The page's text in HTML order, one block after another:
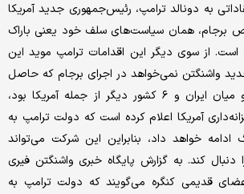
به دونالد ترامپ، رئیس‌جمهوری جدید آمریکا
برجام، همان سیاست‌های سلف خود یعنی باراک
است. از سوی دیگر این اقدامات ترامپ موید این
واشنگتن نمی‌خواهد در اجرای برجام که حاصل
ماه‌ها رایزنی و گفت‌وگو میان ایران و ۶ کشور دیگر از جمله آمریکا بود،
آمریکا اعلام کرده است که دولت ترامپ به
ادامه خواهد داد، بنابراین این شرکت می‌تواند
دنبال کند. به گزارش پایگاه خبری واشنگتن فیری
قدیمی کنگره می‌گویند که دولت ترامپ به